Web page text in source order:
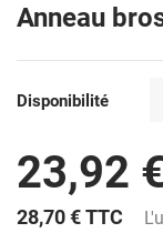
Anneau
Disponibilité
23,92
28,70 €TTC